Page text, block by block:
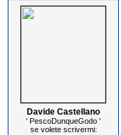
Davide Castellano
' PescoDunqueGodo '
se volete scrivermi: